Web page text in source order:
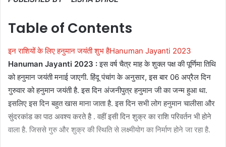
Table of Contents
इन राशियों के लिए हनुमान जयंती शुभ हैHanuman Jayanti 2023
Hanuman Jayanti 2023 :इस वर्ष चैत्र माह के शुक्ल पक्ष की पूर्णिमा तिथि
को हनुमान जयंती मनाई जाएगी. हिंदू पंचांग के अनुसार, इस बार 06 अप्रैल दिन
गुरुवार को हनुमान जयंती है. इस दिन अंजनीपुत्र हनुमान जी का जन्म हुआ था.
इसलिए इस दिन बहुत खास माना जाता है. इस दिन सभी लोग हनुमान चालीसा और
सुंदरकांड का पाठ अवश्य करते है . वहीं इसी दिन शुक्र का राशि परिवर्तन भी होने
वाला है. जिससे गुरु और शुक्र की स्थिति से लक्ष्मीयोग का निर्माण होने जा रहा है.